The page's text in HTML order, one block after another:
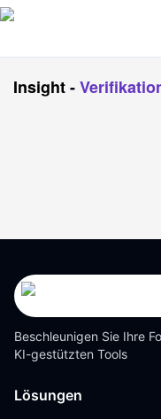
Insight-
Beschleunigen Sie Ihre
KI-gestützten Tools
Lösungen